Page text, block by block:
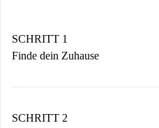
SCHRITT 1
Finde dein Zuhause
Du erhältst alle
SCHRITT 2